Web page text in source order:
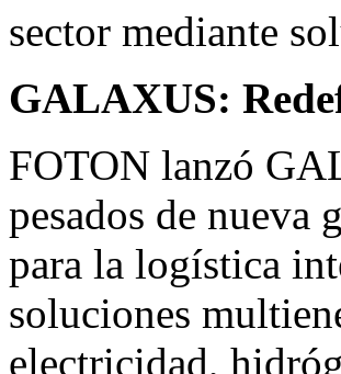
sector mediante
GALAXUS:
FOTON lanzó
pesados de nueva
para la logística
soluciones
electricidad,